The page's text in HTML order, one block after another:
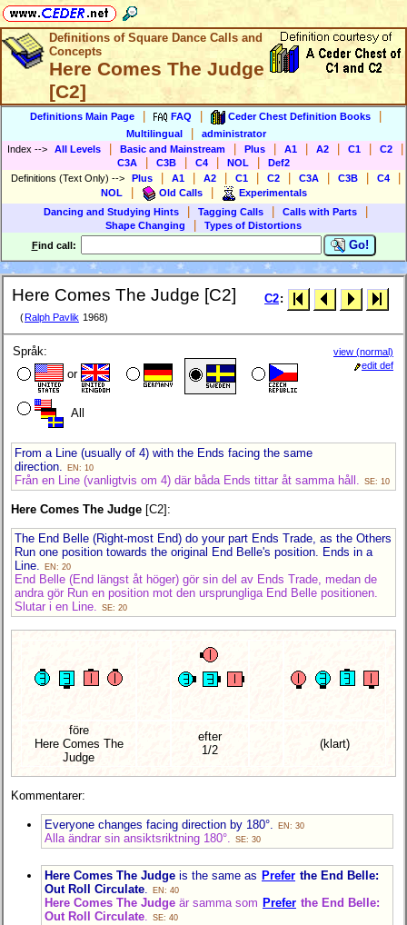
Definitions of Square Dance Calls and
Concepts
Here Comes The Judge
[C2]
Definitions Main Page FAQ Ceder Chest Definition Books
Multilingual
administrator
Index --> All Levels Basic and Mainstream Plus A1 A2 C1 C2
C3A C3B C4 NOL
Def2
Definitions (Text Only) --> Plus A1 A2 C1 C2 C3A C3B C4
NOL Old Calls
Experimentals
Dancing and Studying Hints
Tagging Calls Calls with Parts
Shape Changing
Types of Distortions
Find call: Go!
Here Comes The Judge [C2]
( Ralph Pavlik 1968)
C2:
Språk:
or
All
view (normal)
edit def
From a Line (usually of 4) with the Ends facing the same
direction.
EN: 10
Från en Line (vanligtvis om 4) där båda Ends tittar åt samma håll. SE: 10
Here Comes The Judge [C2]:
The End Belle (Right-most End) do your part Ends Trade, as the Others
Run one position towards the original End Belle's position. Ends in a
Line.
EN: 20
End Belle (End längst åt höger) gör sin del av Ends Trade, medan de
andra gör Run en position mot den ursprungliga End Belle positionen.
Slutar i en Line. SE: 20
före
Here Comes The
Judge
efter
1/2
(klart)
Kommentarer:
Everyone changes facing direction by 180°. EN: 30
Alla ändrar sin ansiktsriktning 180°. SE: 30
Here Comes The Judge is the same as Prefer the End Belle:
Out Roll Circulate. EN: 40
Here Comes The Judge är samma som Prefer the End Belle:
Out Roll Circulate. SE: 40